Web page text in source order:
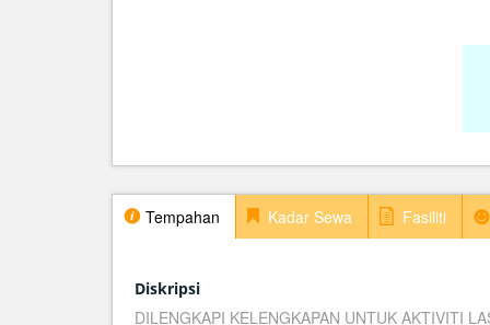
Tempahan Kadar Sewa Fasiliti
Diskripsi
DILENGKAPI KELENGKAPAN UNTUK AKTIVITI